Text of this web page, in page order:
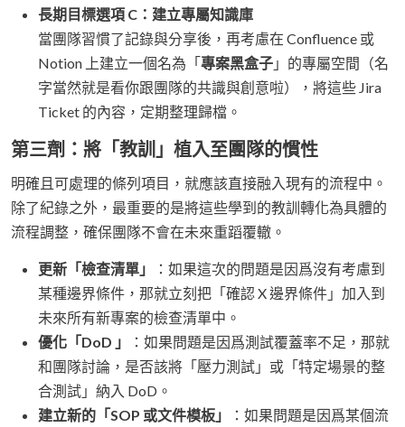
長期目標選項 C：建立專屬知識庫
當團隊習慣了記錄與分享後，再考慮在 Confluence 或
Notion 上建立一個名為「 專案黑盒子 」的專屬空間（名
字當然就是看你跟團隊的共識與創意啦），將這些 Jira
Ticket 的內容，定期整理歸檔。
第三劑：將「教訓」植入至團隊的慣性
明確且可處理的條列項目，就應該直接融入現有的流程中。
除了紀錄之外，最重要的是將這些學到的教訓轉化為具體的
流程調整，確保團隊不會在未來重蹈覆轍。
更新「檢查清單」
：如果這次的問題是因爲沒有考慮到
某種邊界條件，那就立刻把「確認 X 邊界條件」加入到
未來所有新專案的檢查清單中。
優化「DoD 」
：如果問題是因爲測試覆蓋率不足，那就
和團隊討論，是否該將「壓力測試」或「特定場景的整
合測試」納入 DoD。
建立新的「SOP 或文件模板」
：如果問題是因爲某個流